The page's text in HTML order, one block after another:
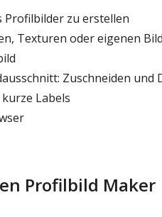
Profilbilder zu erstellen
Texturen oder eigenen
Zuschneiden und
Labels
Profilbild Maker